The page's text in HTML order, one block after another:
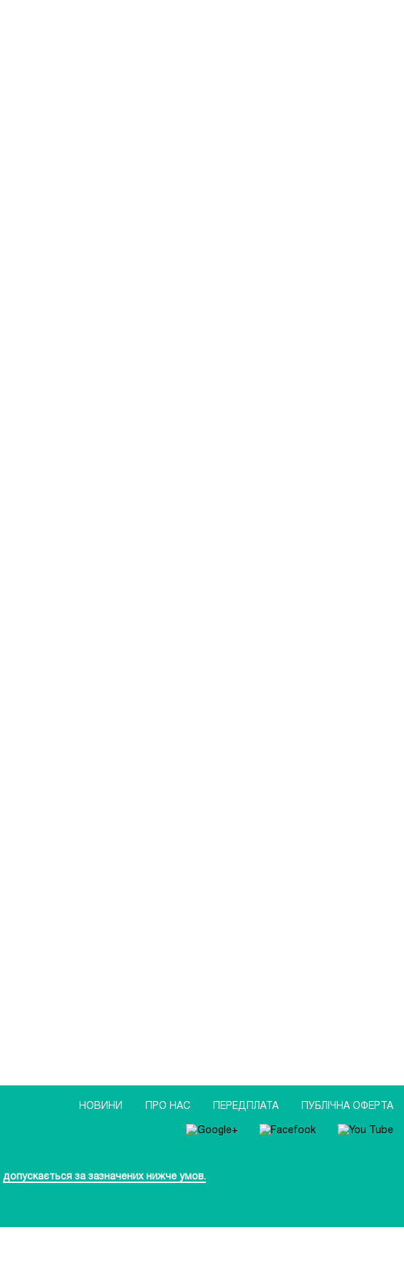
НОВИНИ ПРО НАС ПЕРЕДПЛАТА ПУБЛIЧНА ОФЕРТА
допускається за зазначених нижче умов.